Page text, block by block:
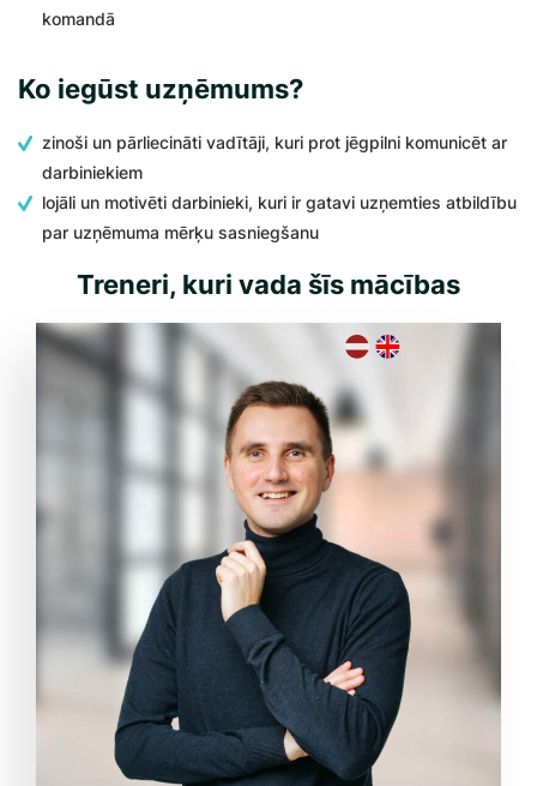
komandā
Ko iegūst uzņēmums?
zinoši un pārliecināti vadītāji, kuri prot jēgpilni komunicēt ar
darbiniekiem
lojāli un motivēti darbinieki, kuri ir gatavi uzņemties atbildību
par uzņēmuma mērķu sasniegšanu
Treneri, kuri vada šīs mācības